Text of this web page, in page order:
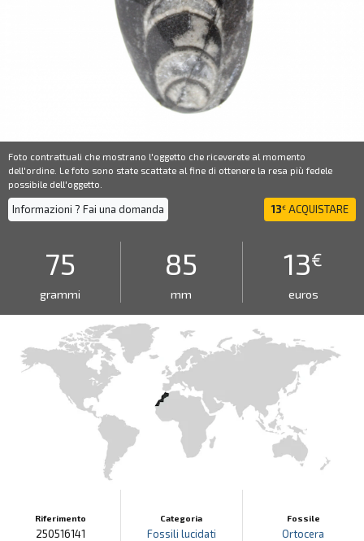
Foto contrattuali che mostrano l'oggetto che riceverete al momento
dell'ordine. Le foto sono state scattate al fine di ottenere la resa più fedele
possibile dell'oggetto.
Informazioni ? Fai una domanda 13€ ACQUISTARE
75
grammi
85
mm
13€
euros
Riferimento
250516141
Categoria
Fossili lucidati
Fossile
Ortocera